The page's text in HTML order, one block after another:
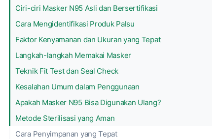
Ciri-ciri Masker N95 Asli dan Bersertifikasi
Cara Mengidentifikasi Produk Palsu
Faktor Kenyamanan dan Ukuran yang Tepat
Langkah-langkah Memakai Masker
Teknik Fit Test dan Seal Check
Kesalahan Umum dalam Penggunaan
Apakah Masker N95 Bisa Digunakan Ulang?
Metode Sterilisasi yang Aman
Cara Penyimpanan yang Tepat